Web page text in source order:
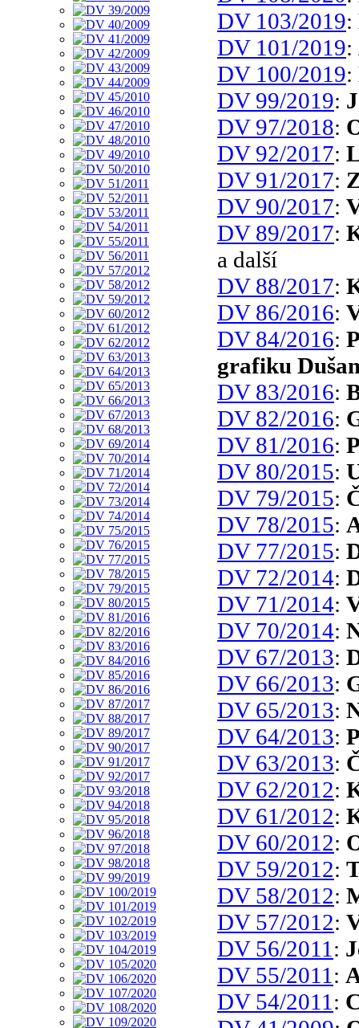
DV 103/2019:
DV 101/2019:
DV 100/2019:
DV 99/2019:
DV 97/2018:
DV 92/2017:
DV 91/2017:
DV 90/2017:
DV 89/2017:
a další
DV 88/2017:
DV 86/2016:
DV 84/2016:
grafiku
DV 83/2016:
DV 82/2016:
DV 81/2016:
DV 80/2015:
DV 79/2015:
DV 78/2015:
DV 77/2015:
DV 72/2014:
DV 71/2014:
DV 70/2014:
DV 67/2013:
DV 66/2013:
DV 65/2013:
DV 64/2013:
DV 63/2013:
DV 62/2012:
DV 61/2012:
DV 60/2012:
DV 59/2012:
DV 58/2012:
DV 57/2012:
DV 56/2011 :
DV 55/2011 :
DV 54/2011 :